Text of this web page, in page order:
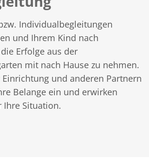
Individualbegleitungen
und Ihrem Kind nach
Erfolge aus der
mit nach Hause zu nehmen.
Einrichtung und anderen Partnern
Belange ein und erwirken
Ihre Situation.